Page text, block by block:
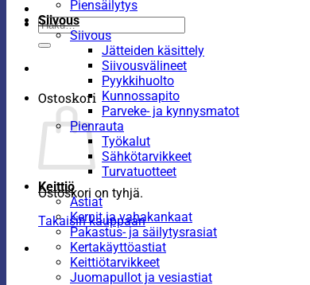
Etsi:
Ostoskori
Ostoskori on tyhjä.
Takaisin kauppaan
Piensäilytys
Siivous
Siivous
Jätteiden käsittely
Siivousvälineet
Pyykkihuolto
Kunnossapito
Parveke- ja kynnysmatot
Pienrauta
Työkalut
Sähkötarvikkeet
Turvatuotteet
Keittiö
Astiat
Kernit ja vahakankaat
Pakastus- ja säilytysrasiat
Kertakäyttöastiat
Keittiötarvikkeet
Juomapullot ja vesiastiat